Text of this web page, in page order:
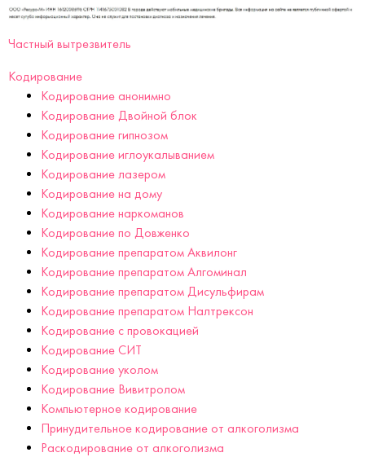
Частный вытрезвитель
Кодирование
Кодирование анонимно
Кодирование Двойной блок
Кодирование гипнозом
Кодирование иглоукалыванием
Кодирование лазером
Кодирование на дому
Кодирование наркоманов
Кодирование по Довженко
Кодирование препаратом Аквилонг
Кодирование препаратом Алгоминал
Кодирование препаратом Дисульфирам
Кодирование препаратом Налтрексон
Кодирование с провокацией
Кодирование СИТ
Кодирование уколом
Кодирование Вивитролом
Компьютерное кодирование
Принудительное кодирование от алкоголизма
Раскодирование от алкоголизма